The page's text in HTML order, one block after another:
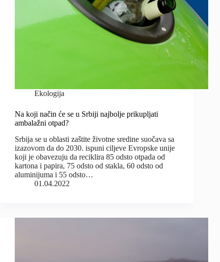
Ekologija
Na koji način će se u Srbiji najbolje prikupljati
ambalažni otpad?
Srbija se u oblasti zaštite životne sredine suočava sa
izazovom da do 2030. ispuni ciljeve Evropske unije
koji je obavezuju da reciklira 85 odsto otpada od
kartona i papira, 75 odsto od stakla, 60 odsto od
aluminijuma i 55 odsto…
01.04.2022